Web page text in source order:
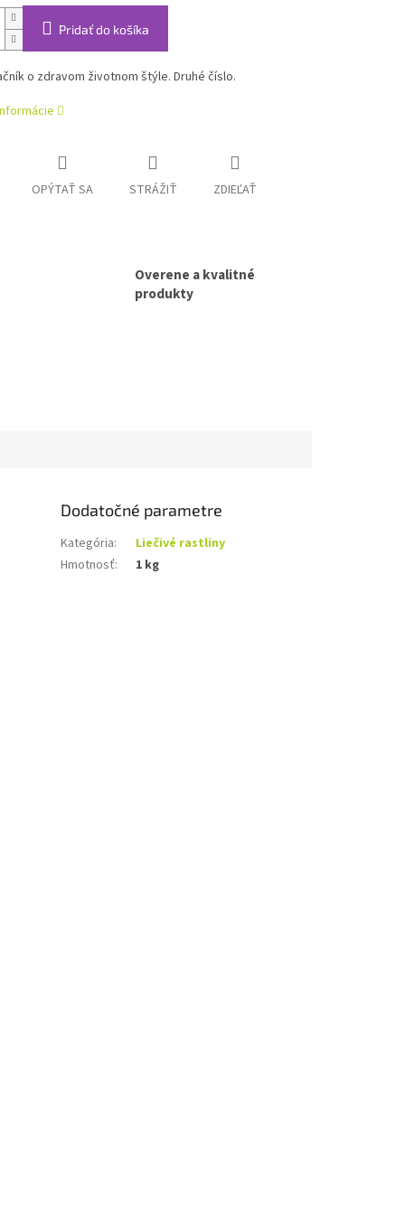
Pridať do košíka
o zdravom životnom štýle. Druhé číslo.
OPÝTAŤ SA STRÁŽIŤ ZDIEĽAŤ
Overene a kvalitné
produkty
Dodatočné parametre
Kategória:
Liečivé rastliny
Hmotnosť: 1 kg